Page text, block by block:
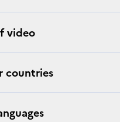
video
countries